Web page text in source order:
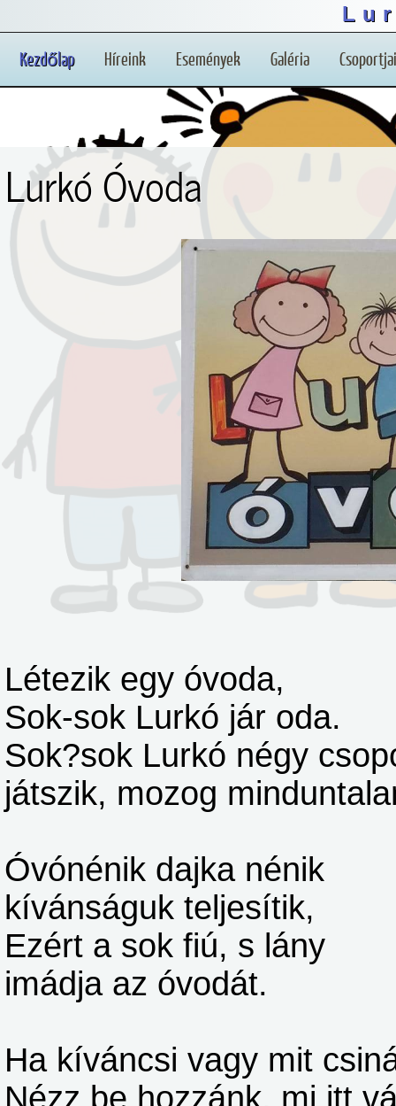
Ez a weboldal sütiket használ a felhasználói
Kezdőlap Híreink Események Galéria
Lurkó Óvoda
Létezik egy óvoda,
Sok-sok Lurkó jár oda.
Sok?sok Lurkó négy
játszik, mozog
Óvónénik dajka nénik
kívánságuk teljesítik,
Ezért a sok fiú, s lány
imádja az óvodát.
Ha kíváncsi vagy mit
Nézz be hozzánk, mi itt